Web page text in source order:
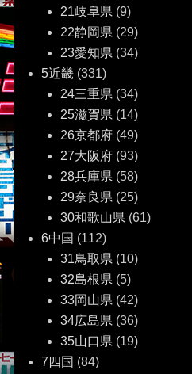
21岐阜県 (9)
22静岡県 (29)
23愛知県 (34)
5近畿(331)
24三重県 (34)
25滋賀県 (14)
26京都府(49)
27大阪府(93)
28兵庫県 (58)
29奈良県 (25)
30和歌山県 (61)
6中国 (112)
31鳥取県 (10)
32島根県 (5)
33岡山県 (42)
34広島県 (36)
35山口県 (19)
7四国 (84)